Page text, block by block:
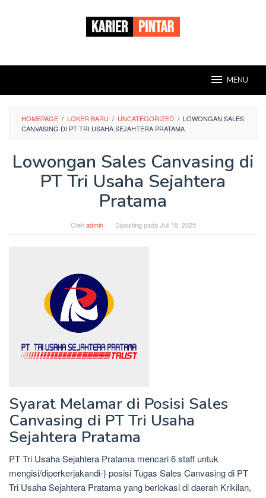
MENU
HOMEPAGE / LOKER BARU / UNCATEGORIZED / LOWONGAN SALES
CANVASING DI PT TRI USAHA SEJAHTERA PRATAMA
Lowongan Sales Canvasing di
PT Tri Usaha Sejahtera
Pratama
Olehadmin Diposting pada Juli 15, 2025
Syarat Melamar di Posisi Sales
Canvasing di PT Tri Usaha
Sejahtera Pratama
PT Tri Usaha Sejahtera Pratama mencari 6 staff untuk
mengisi/diperkerjakandi-} posisi Tugas Sales Canvasing di PT
Tri Usaha Sejahtera Pratama yang berlokasi di daerah Krikilan,